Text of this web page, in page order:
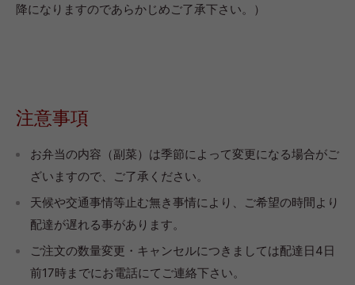
降になりますのであらかじめご了承下さい。）
注意事項
お弁当の内容（副菜）は季節によって変更になる場合がご
ざいますので、ご了承ください。
天候や交通事情等止む無き事情により、ご希望の時間より
配達が遅れる事があります。
ご注文の数量変更・キャンセルにつきましては配達日4日
前17時までにお電話にてご連絡下さい。